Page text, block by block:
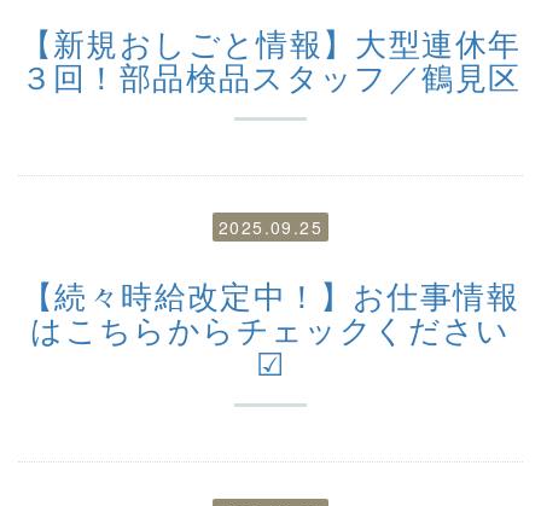
【新規おしごと情報】大型連休年
３回！部品検品スタッフ／鶴見区
2025.09.25
【続々時給改定中！】お仕事情報
はこちらからチェックください
☑